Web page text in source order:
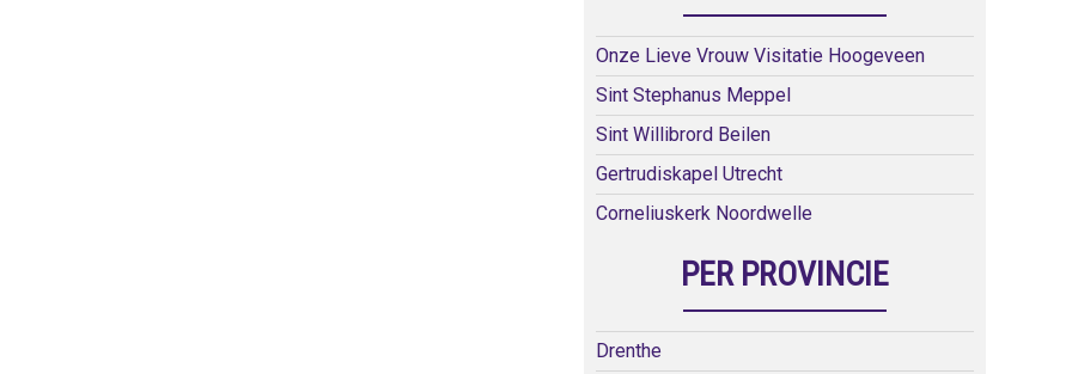
Onze Lieve Vrouw Visitatie Hoogeveen
Sint Stephanus Meppel
Sint Willibrord Beilen
Gertrudiskapel Utrecht
Corneliuskerk Noordwelle
PER PROVINCIE
Drenthe